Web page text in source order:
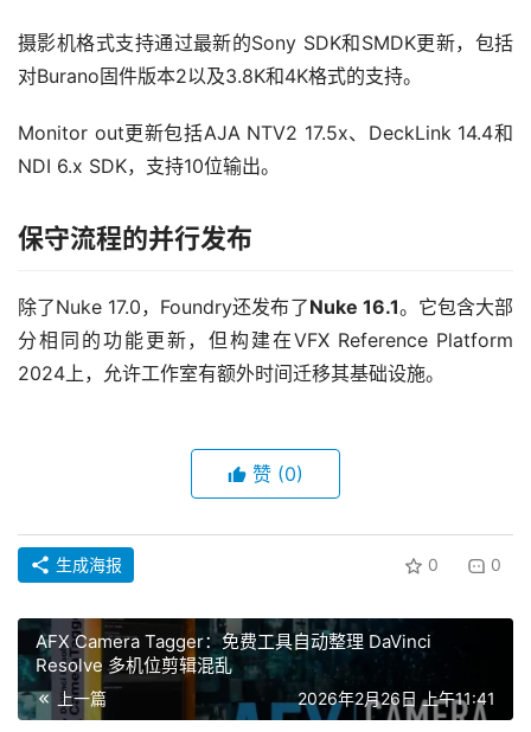
摄影机格式支持通过最新的Sony SDK和SMDK更新，包括
对Burano固件版本2以及3.8K和4K格式的支持。
Monitor out更新包括AJA NTV2 17.5x、DeckLink 14.4和
NDI 6.x SDK，支持10位输出。
保守流程的并行发布
除了Nuke 17.0，Foundry还发布了Nuke 16.1。它包含大部
分相同的功能更新，但构建在VFX Reference Platform
2024上，允许工作室有额外时间迁移其基础设施。
赞 (0)
生成海报 0 0
AFX Camera Tagger：免费工具自动整理 DaVinci
Resolve 多机位剪辑混乱
上一篇 2026年2月26日 上午11:41